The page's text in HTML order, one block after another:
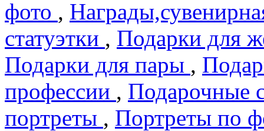
фото ,
статуэтки , Подарки для
Подарки для пары ,
профеcсии , Подарочные
портреты , Портреты по